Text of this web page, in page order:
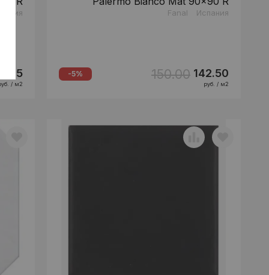
/ м2
Fanal Испания
-5% 150.00 142.50
руб. / м2